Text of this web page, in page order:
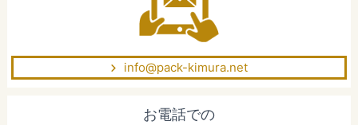
info@pack-kimura.net
お電話での